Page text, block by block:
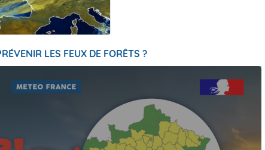
LES FEUX DE FORÊTS ?